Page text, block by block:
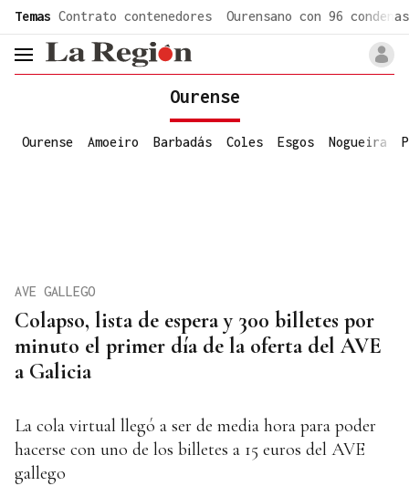
Temas Contrato contenedores Ourensano con 96 condenas
header.menu.open
Ourense
Ourense Amoeiro Barbadás Coles Esgos Nogueira
Colapso, lista de espera y 300 billetes por
minuto el primer día de la oferta del AVE
a Galicia
AVE GALLEGO
La cola virtual llegó a ser de media hora para poder
hacerse con uno de los billetes a 15 euros del AVE
gallego